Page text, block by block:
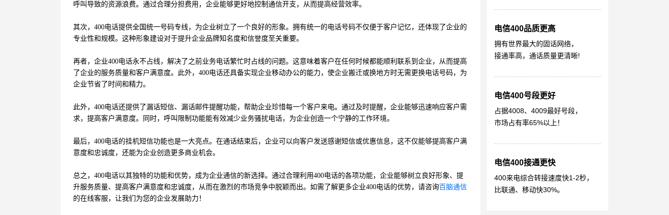
呼叫导致的资源浪费。通过合理分担费用，企业能够更好地控制通信开支，从而提高经营效率。
其次，400电话提供全国统一号码专线，为企业树立了一个良好的形象。拥有统一的电话号码不仅便于客户记忆，还体现了企业的
专业性和规模。这种形象建设对于提升企业品牌知名度和信誉度至关重要。
再者，企业400电话永不占线，解决了之前业务电话繁忙时占线的问题。这意味着客户在任何时候都能顺利联系到企业，从而提高
了企业的服务质量和客户满意度。此外，400电话还具备实现企业移动办公的能力，使企业搬迁或换地方时无需更换电话号码，为
企业节省了时间和精力。
此外，400电话还提供了漏话短信、漏话邮件提醒功能，帮助企业珍惜每一个客户来电。通过及时提醒，企业能够迅速响应客户需
求，提高客户满意度。同时，呼叫限制功能能有效减少业务骚扰电话，为企业创造一个宁静的工作环境。
最后，400电话的挂机短信功能也是一大亮点。在通话结束后，企业可以向客户发送感谢短信或优惠信息，这不仅能够提高客户满
意度和忠诚度，还能为企业创造更多商业机会。
总之，400电话以其独特的功能和优势，成为企业通信的新选择。通过合理利用400电话的各项功能，企业能够树立良好形象、提
升服务质量、提高客户满意度和忠诚度，从而在激烈的市场竞争中脱颖而出。如需了解更多企业400电话的优势，请咨询百脑通信
的在线客服，让我们为您的企业发展助力！
电信400品质更高
拥有世界最大的固话网络，
接通率高，通话质量更清晰!
电信400号段更好
占据4008、4009最好号段，
市场占有率65%以上！
电信400接通更快
400来电综合转接速度快1-2秒，
比联通、移动快30%。